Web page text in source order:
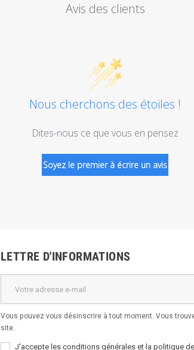
Avis des clients
Nous cherchons des étoiles !
Dites-nous ce que vous en pensez
Soyez le premier à écrire un avis
LETTRE D'INFORMATIONS
Vous pouvez vous désinscrire à tout moment. Vous
site.
J'accepte les conditions générales et la politique